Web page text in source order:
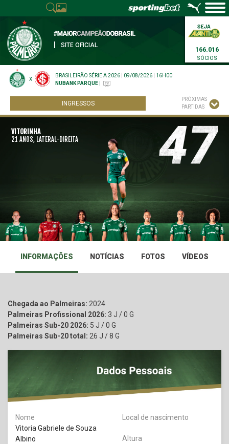
SITE OFICIAL
166.016
SÓCIOS
X
BRASILEIRÃO SÉRIE A 2026 09/08/2026
16H00
NUBANK PARQUE
INGRESSOS
PRÓXIMAS
PARTIDAS
VITORINHA
21 ANOS, LATERAL-DIREITA 47
INFORMAÇÕES NOTÍCIAS FOTOS VÍDEOS
Chegada ao Palmeiras: 2024
Palmeiras Profissional 2026: 3 J / 0 G
Palmeiras Sub-20 2026: 5 J / 0 G
Palmeiras Sub-20 total: 26 J / 8 G
Nome
Vitoria Gabriele de Souza
Albino
Local de nascimento
Altura